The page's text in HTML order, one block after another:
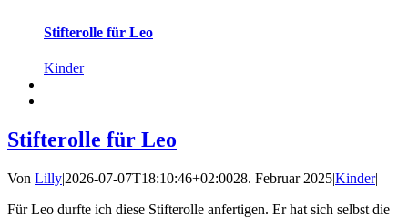
Stifterolle für Leo
Kinder
Stifterolle für Leo
Von Lilly|2026-07-07T18:10:46+02:0028. Februar 2025|Kinder|
Für Leo durfte ich diese Stifterolle anfertigen. Er hat sich selbst die